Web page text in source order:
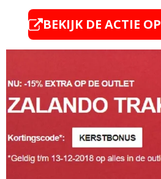
BEKIJK DE ACTIE OP